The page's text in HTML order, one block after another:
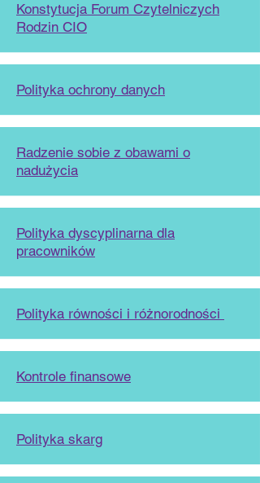
Konstytucja Forum Czytelniczych
Rodzin CIO
Polityka ochrony danych
Radzenie sobie z obawami o
nadużycia
Polityka dyscyplinarna dla
pracowników
Polityka równości i różnorodności
Kontrole finansowe
Polityka skarg